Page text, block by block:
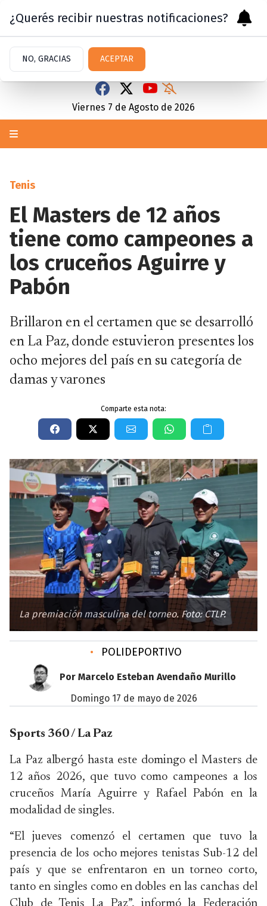
Viernes 7 de Agosto de 2026
Tenis
El Masters de 12 años
tiene como campeones a
los cruceños Aguirre y
Pabón
Brillaron en el certamen que se desarrolló
en La Paz, donde estuvieron presentes los
ocho mejores del país en su categoría de
damas y varones
Comparte esta nota:
La premiación masculina del torneo. Foto: CTLP.
• POLIDEPORTIVO
Por Marcelo Esteban Avendaño Murillo
domingo 17 de mayo de 2026
Sports 360 / La Paz
La Paz albergó hasta este domingo el Masters de
12 años 2026, que tuvo como campeones a los
cruceños María Aguirre y Rafael Pabón en la
modalidad de singles.
“El jueves comenzó el certamen que tuvo la
presencia de los ocho mejores tenistas Sub-12 del
país y que se enfrentaron en un torneo corto,
tanto en singles como en dobles en las canchas del
Club de Tenis La Paz”, informó la Federación
¿Querés recibir nuestras notificaciones?
NO, GRACIAS ACEPTAR